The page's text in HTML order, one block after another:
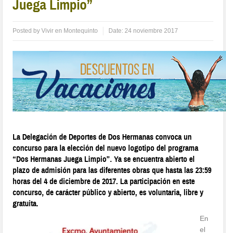
Juega Limpio”
Posted byVivir en Montequinto Date:24 noviembre 2017
La Delegación de Deportes de Dos Hermanas convoca un
concurso para la elección del nuevo logotipo del programa
“Dos Hermanas Juega Limpio”. Ya se encuentra abierto el
plazo de admisión para las diferentes obras que hasta las 23:59
horas del 4 de diciembre de 2017. La participación en este
concurso, de carácter público y abierto, es voluntaria, libre y
gratuita.
En
el